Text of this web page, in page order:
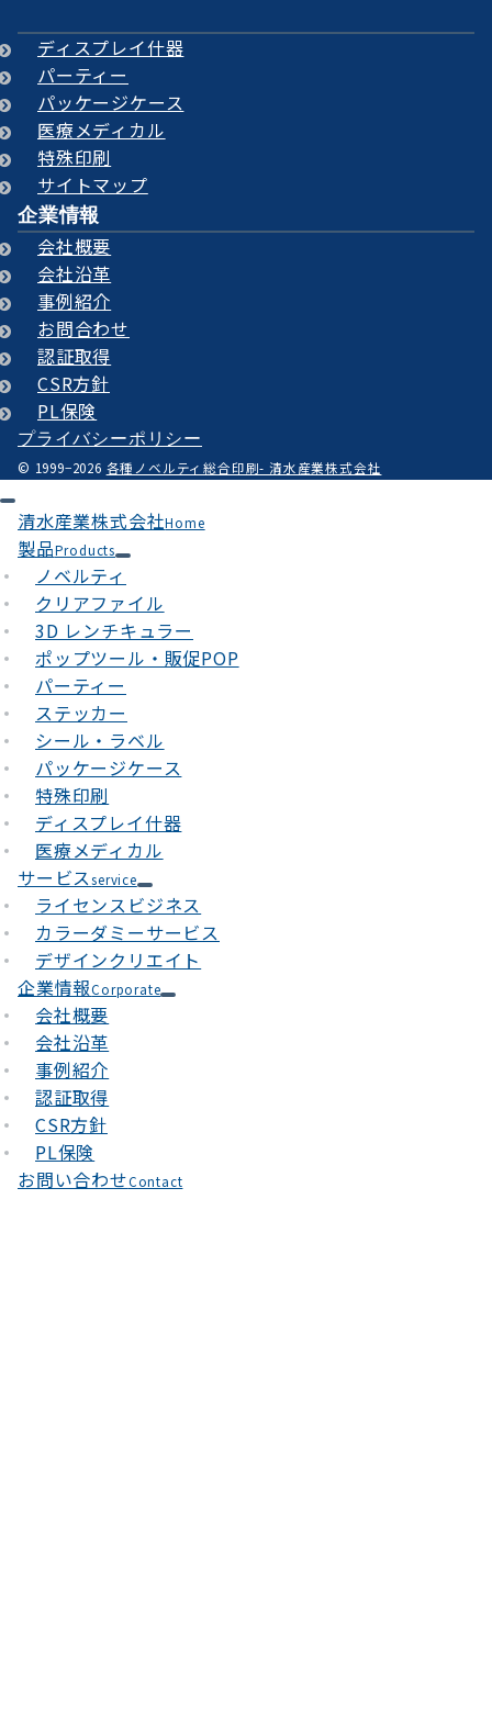
ディスプレイ什器
パーティー
パッケージケース
医療メディカル
特殊印刷
サイトマップ
企業情報
会社概要
会社沿革
事例紹介
お問合わせ
認証取得
CSR方針
PL保険
プライバシーポリシー
© 1999−2026 各種ノベルティ総合印刷- 清水産業株式会社
清水産業株式会社Home
製品Products
ノベルティ
クリアファイル
3D レンチキュラー
ポップツール・販促POP
パーティー
ステッカー
シール・ラベル
パッケージケース
特殊印刷
ディスプレイ什器
医療メディカル
サービスservice
ライセンスビジネス
カラーダミーサービス
デザインクリエイト
企業情報Corporate
会社概要
会社沿革
事例紹介
認証取得
CSR方針
PL保険
お問い合わせContact